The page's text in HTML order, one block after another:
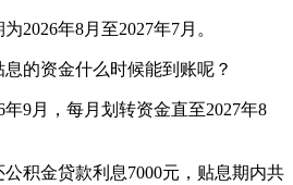
年8月至2027年7月。
资金什么时候能到账呢？
9月，每月划转资金直至2027年8
金贷款利息7000元，贴息期内共